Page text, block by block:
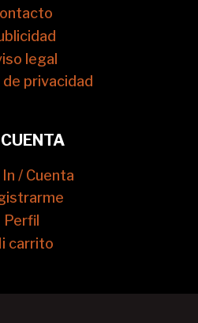
legal
de privacidad
/ Cuenta
Perfil
carrito